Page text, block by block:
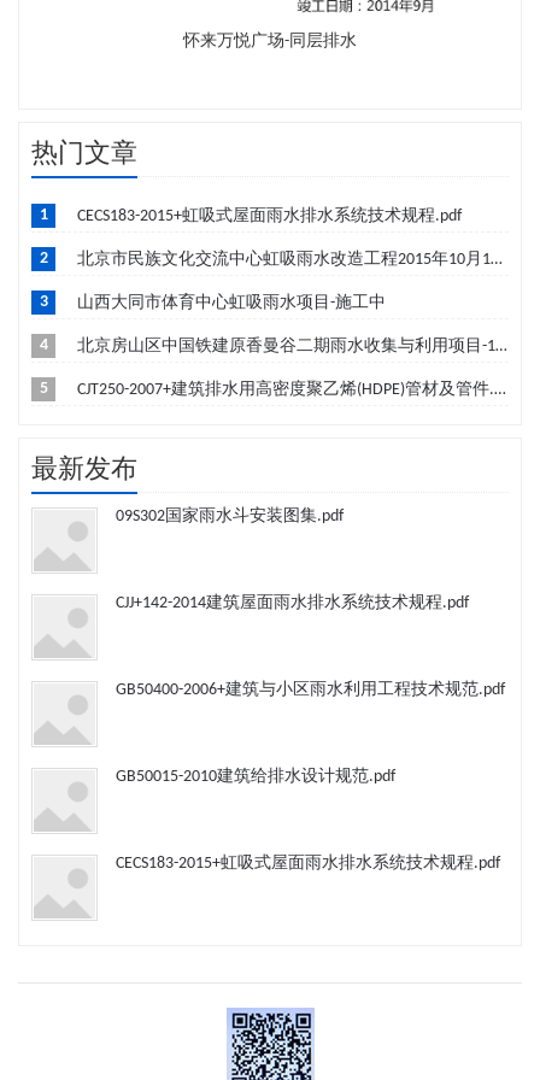
怀来万悦广场-同层排水
热门文章
1 CECS183-2015+虹吸式屋面雨水排水系统技术规程.pdf
2 北京市民族文化交流中心虹吸雨水改造工程2015年10月19日成功签约-筹建中
3 山西大同市体育中心虹吸雨水项目-施工中
4 北京房山区中国铁建原香曼谷二期雨水收集与利用项目-10月竣工
5 CJT250-2007+建筑排水用高密度聚乙烯(HDPE)管材及管件.pdf
最新发布
09S302国家雨水斗安装图集.pdf
CJJ+142-2014建筑屋面雨水排水系统技术规程.pdf
GB50400-2006+建筑与小区雨水利用工程技术规范.pdf
GB50015-2010建筑给排水设计规范.pdf
CECS183-2015+虹吸式屋面雨水排水系统技术规程.pdf